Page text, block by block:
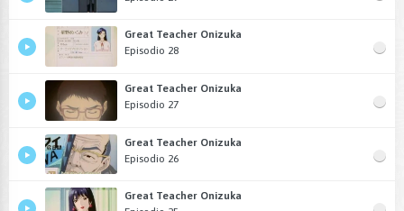
Great Teacher Onizuka
Episodio 28
Great Teacher Onizuka
Episodio 27
Great Teacher Onizuka
Episodio 26
Great Teacher Onizuka